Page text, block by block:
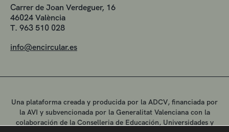
Carrer de Joan Verdeguer, 16
46024 València
T. 963 510 028
info@encircular.es
Una plataforma creada y producida por la ADCV, financiada por
la AVI y subvencionada por la Generalitat Valenciana con la
colaboración de la Conselleria de Educación, Universidades y